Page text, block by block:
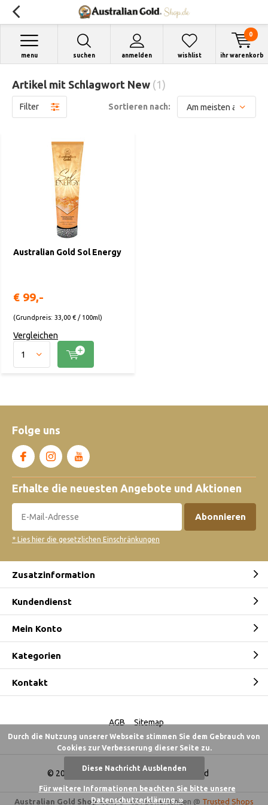
suchen anmelden
menu wishlist ihr warenkorb
0
Artikel mit Schlagwort New (1)
Filter Sortieren nach:
Australian Gold Sol Energy
€ 99,-
(Grundpreis: 33,00 € / 100ml)
Vergleichen
Folge uns
Erhalte die neuesten Angebote und Aktionen
Abonnieren
* Lies hier die gesetzlichen Einschränkungen
Zusatzinformation
Kundendienst
Mein Konto
Kategorien
Kontakt
© 2026 - Australian Gold Shop Deutschland
AGB Sitemap
Australian Gold Shop 4,84/5-621Bewertungen @ Trusted Shops
Durch die Nutzung unserer Webseite stimmen Sie dem Gebrauch von
Cookies zur Verbesserung dieser Seite zu.
Diese Nachricht Ausblenden
Für weitere Informationen beachten Sie bitte unsere
Datenschutzerklärung. »